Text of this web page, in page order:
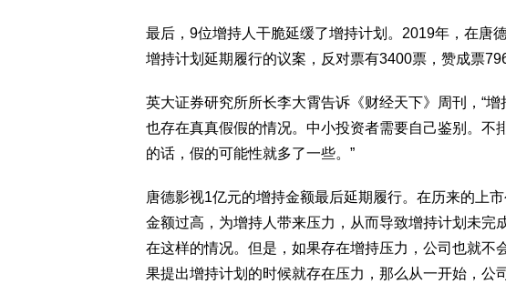
最后，9位增持人干脆延缓了增持计划。2019年，在唐
增持计划延期履行的议案，反对票有3400票，赞成票
英大证券研究所所长李大霄告诉《财经天下》周刊，“
也存在真真假假的情况。中小投资者需要自己鉴别。不
的话，假的可能性就多了一些。”
唐德影视1亿元的增持金额最后延期履行。在历来的上
金额过高，为增持人带来压力，从而导致增持计划未完
在这样的情况。但是，如果存在增持压力，公司也就不
果提出增持计划的时候就存在压力，那么从一开始，公